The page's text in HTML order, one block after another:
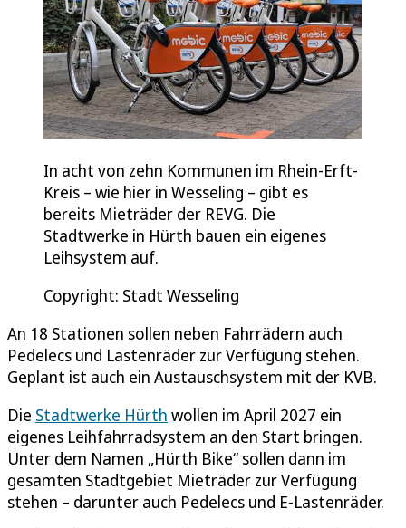
In acht von zehn Kommunen im Rhein-Erft-
Kreis – wie hier in Wesseling – gibt es
bereits Mieträder der REVG. Die
Stadtwerke in Hürth bauen ein eigenes
Leihsystem auf.
Copyright: Stadt Wesseling
An 18 Stationen sollen neben Fahrrädern auch
Pedelecs und Lastenräder zur Verfügung stehen.
Geplant ist auch ein Austauschsystem mit der KVB.
Die Stadtwerke Hürth wollen im April 2027 ein
eigenes Leihfahrradsystem an den Start bringen.
Unter dem Namen „Hürth Bike“ sollen dann im
gesamten Stadtgebiet Mieträder zur Verfügung
stehen – darunter auch Pedelecs und E-Lastenräder.